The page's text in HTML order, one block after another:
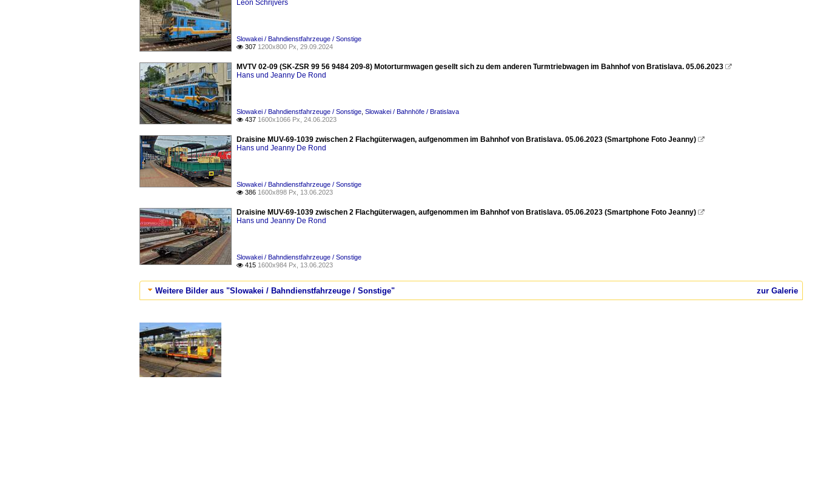
Leon Schrijvers
Slowakei / Bahndienstfahrzeuge / Sonstige
 307 1200x800 Px, 29.09.2024
MVTV 02-09 (SK-ZSR 99 56 9484 209-8) Motorturmwagen gesellt sich zu dem anderen Turmtriebwagen im Bahnhof von Bratislava. 05.06.2023 
Hans und Jeanny De Rond
Slowakei / Bahndienstfahrzeuge / Sonstige Slowakei / Bahnhöfe / Bratislava
 437 1600x1066 Px, 24.06.2023
Draisine MUV-69-1039 zwischen 2 Flachgüterwagen, aufgenommen im Bahnhof von Bratislava. 05.06.2023 (Smartphone Foto Jeanny) 
Hans und Jeanny De Rond
Slowakei / Bahndienstfahrzeuge / Sonstige
 386 1600x898 Px, 13.06.2023
Draisine MUV-69-1039 zwischen 2 Flachgüterwagen, aufgenommen im Bahnhof von Bratislava. 05.06.2023 (Smartphone Foto Jeanny) 
Hans und Jeanny De Rond
Slowakei / Bahndienstfahrzeuge / Sonstige
 415 1600x984 Px, 13.06.2023
zur Galerie
Weitere Bilder aus "Slowakei / Bahndienstfahrzeuge / Sonstige"